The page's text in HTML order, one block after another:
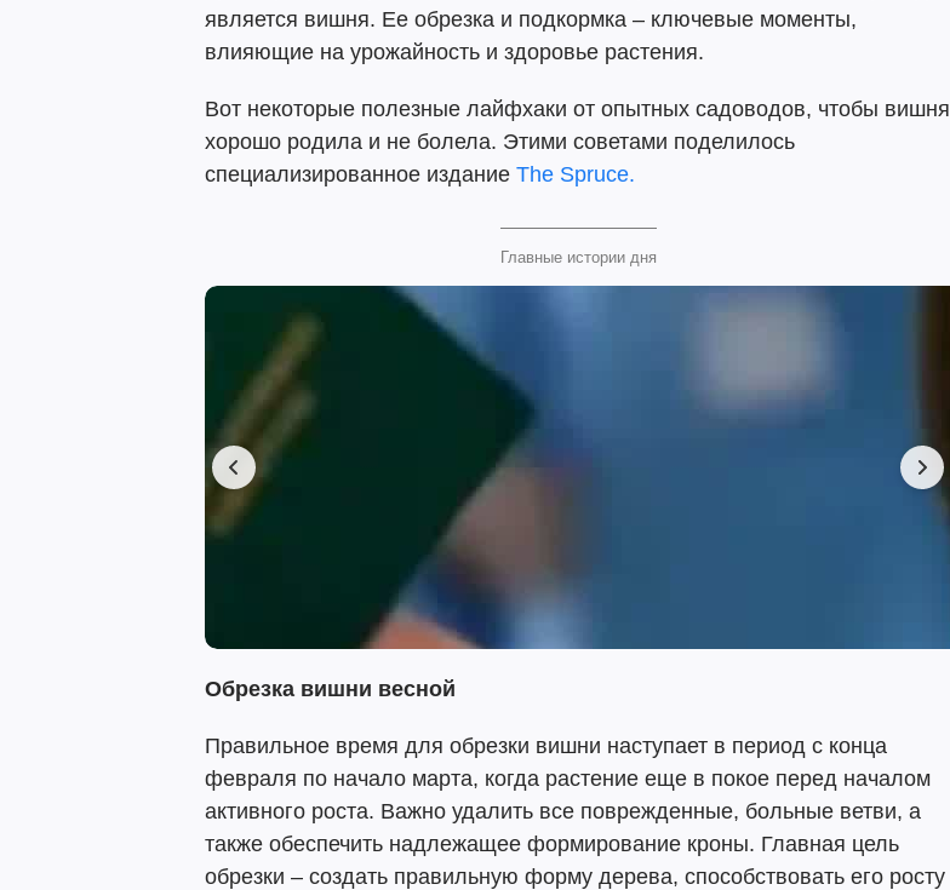
является вишня. Ее обрезка и подкормка – ключевые моменты,
влияющие на урожайность и здоровье растения.
Вот некоторые полезные лайфхаки от опытных садоводов, чтобы вишня
хорошо родила и не болела. Этими советами поделилось
специализированное издание The Spruce.
Главные истории дня
Обрезка вишни весной
Правильное время для обрезки вишни наступает в период с конца
февраля по начало марта, когда растение еще в покое перед началом
активного роста. Важно удалить все поврежденные, больные ветви, а
также обеспечить надлежащее формирование кроны. Главная цель
обрезки – создать правильную форму дерева, способствовать его росту